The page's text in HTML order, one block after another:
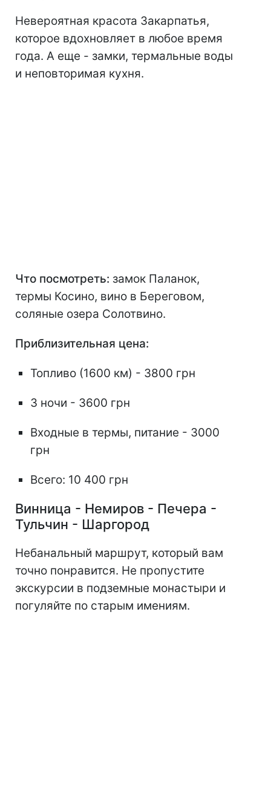
Невероятная красота Закарпатья,
которое вдохновляет в любое время
года. А еще - замки, термальные воды
и неповторимая кухня.
Что посмотреть: замок Паланок,
термы Косино, вино в Береговом,
соляные озера Солотвино.
Приблизительная цена:
Топливо (1600 км) - 3800 грн
3 ночи - 3600 грн
Входные в термы, питание - 3000
грн
Всего: 10 400 грн
Винница - Немиров - Печера -
Тульчин - Шаргород
Небанальный маршрут, который вам
точно понравится. Не пропустите
экскурсии в подземные монастыри и
погуляйте по старым имениям.